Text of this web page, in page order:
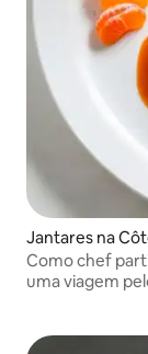
Jantares na
Como chef
uma viagem